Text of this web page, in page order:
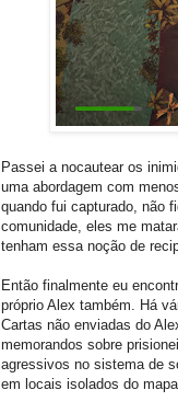
Passei a nocautear os
uma abordagem com
quando fui capturado, não
comunidade, eles me
tenham essa noção de
Então finalmente eu
próprio Alex também. Há
Cartas não enviadas do
memorandos sobre
agressivos no sistema de
em locais isolados do